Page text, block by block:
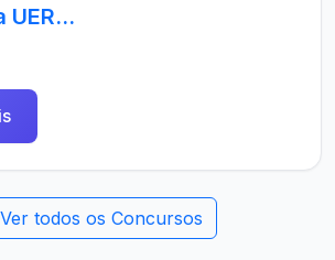
UER...
Ver todos os Concursos